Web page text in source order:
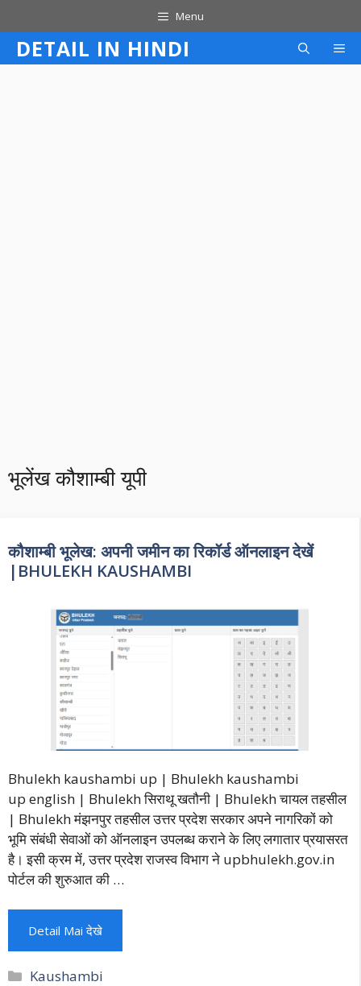
to
content
Menu
DETAIL IN HINDI
भूलेंख कौशाम्बी यूपी
कौशाम्बी भूलेख: अपनी जमीन का रिकॉर्ड ऑनलाइन देखें
|BHULEKH KAUSHAMBI
Bhulekh kaushambi up | Bhulekh kaushambi
up english | Bhulekh सिराथू खतौनी | Bhulekh चायल तहसील
| Bhulekh मंझनपुर तहसील उत्तर प्रदेश सरकार अपने नागरिकों को
भूमि संबंधी सेवाओं को ऑनलाइन उपलब्ध कराने के लिए लगातार प्रयासरत
है। इसी क्रम में, उत्तर प्रदेश राजस्व विभाग ने upbhulekh.gov.in
पोर्टल की शुरुआत की …
Detail Mai देखे
Categories
Kaushambi